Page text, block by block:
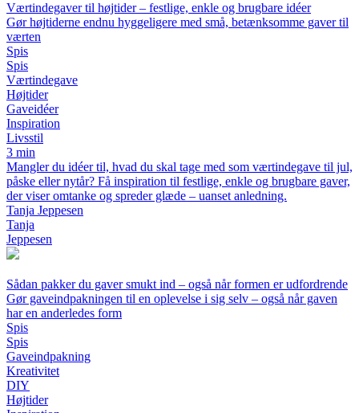
Værtindegaver til højtider – festlige, enkle og brugbare idéer
Gør højtiderne endnu hyggeligere med små, betænksomme gaver til
værten
Spis
Spis
Værtindegave
Højtider
Gaveidéer
Inspiration
Livsstil
3 min
Mangler du idéer til, hvad du skal tage med som værtindegave til jul,
påske eller nytår? Få inspiration til festlige, enkle og brugbare gaver,
der viser omtanke og spreder glæde – uanset anledning.
Tanja Jeppesen
Tanja
Jeppesen
Sådan pakker du gaver smukt ind – også når formen er udfordrende
Gør gaveindpakningen til en oplevelse i sig selv – også når gaven
har en anderledes form
Spis
Spis
Gaveindpakning
Kreativitet
DIY
Højtider